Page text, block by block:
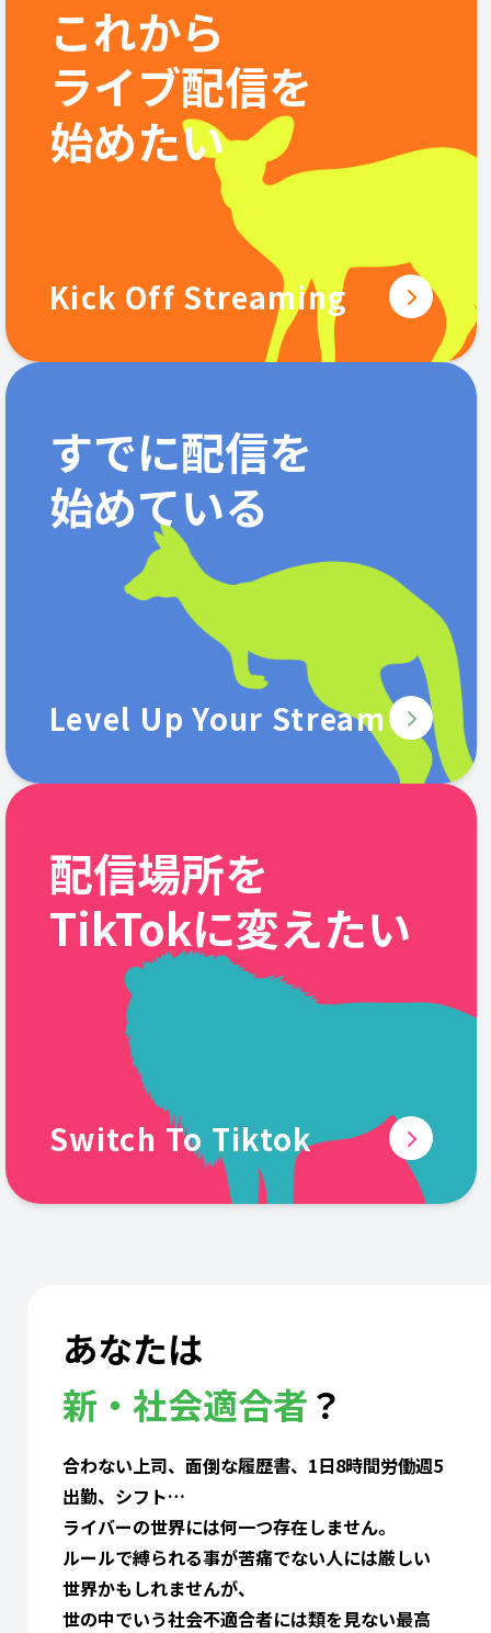
これから
ライブ配信を
始めたい
Kick Off Streaming
すでに配信を
始めている
Level Up Your Stream
配信場所を
TikTokに変えたい
Switch To Tiktok
あなたは
新・社会適合者？
合わない上司、面倒な履歴書、1日8時間労働週5
出勤、シフト…
ライバーの世界には何一つ存在しません。
ルールで縛られる事が苦痛でない人には厳しい
世界かもしれませんが、
世の中でいう社会不適合者には類を見ない最高